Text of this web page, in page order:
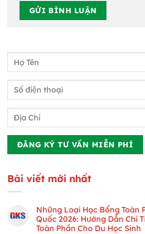
Bài viết mới nhất
Những Loại Học Bổng Toàn
Quốc 2026: Hướng Dẫn Chi
Toàn Phần Cho Du Học Sinh